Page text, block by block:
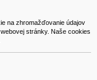
na zhromažďovanie údajov
stránky. Naše cookies
Hronom